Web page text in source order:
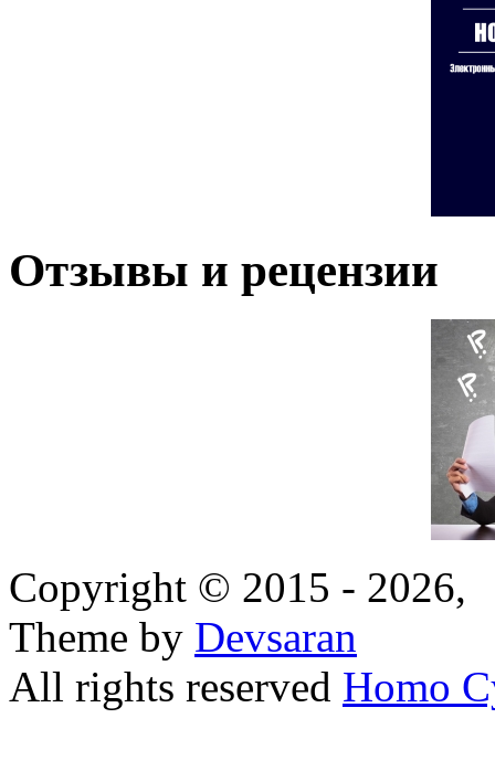
Отзывы и рецензии
Copyright © 2015 - 2026,
Theme by Devsaran
All rights reserved Homo